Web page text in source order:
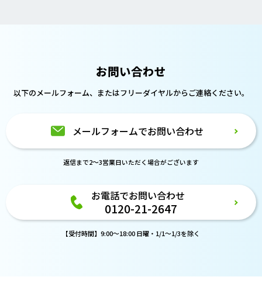
お問い合わせ
以下のメールフォーム、またはフリーダイヤルからご連絡ください。
メールフォームでお問い合わせ
返信まで2～3営業日いただく場合がございます
お電話でお問い合わせ
0120-21-2647
【受付時間】9:00～18:00 日曜・1/1～1/3を除く